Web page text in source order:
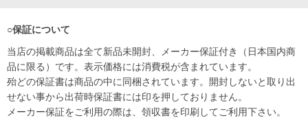
○保証について
当店の掲載商品は全て新品未開封、メーカー保証付き（日本国内商
品に限る）です。表示価格には消費税が含まれています。
殆どの保証書は商品の中に同梱されています。開封しないと取り出
せない事から出荷時保証書には印を押しておりません。
メーカー保証をご利用の際は、領収書を印刷してご利用下さい。